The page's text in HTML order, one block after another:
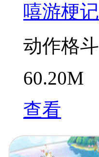
嘻游梗记
动作格斗
60.20M
查看